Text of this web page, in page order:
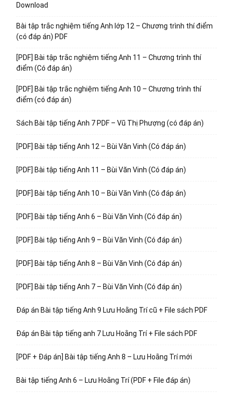
Download
Bài tập trắc nghiệm tiếng Anh lớp 12 – Chương trình thí điểm
(có đáp án) PDF
[PDF] Bài tập trắc nghiệm tiếng Anh 11 – Chương trình thí
điểm (Có đáp án)
[PDF] Bài tập trắc nghiệm tiếng Anh 10 – Chương trình thí
điểm (có đáp án)
Sách Bài tập tiếng Anh 7 PDF – Vũ Thị Phượng (có đáp án)
[PDF] Bài tập tiếng Anh 12 – Bùi Văn Vinh (Có đáp án)
[PDF] Bài tập tiếng Anh 11 – Bùi Văn Vinh (Có đáp án)
[PDF] Bài tập tiếng Anh 10 – Bùi Văn Vinh (Có đáp án)
[PDF] Bài tập tiếng Anh 6 – Bùi Văn Vinh (Có đáp án)
[PDF] Bài tập tiếng Anh 9 – Bùi Văn Vinh (Có đáp án)
[PDF] Bài tập tiếng Anh 8 – Bùi Văn Vinh (Có đáp án)
[PDF] Bài tập tiếng Anh 7 – Bùi Văn Vinh (Có đáp án)
Đáp án Bài tập tiếng Anh 9 Lưu Hoằng Trí cũ + File sách PDF
Đáp án Bài tập tiếng anh 7 Lưu Hoằng Trí + File sách PDF
[PDF + Đáp án] Bài tập tiếng Anh 8 – Lưu Hoằng Trí mới
Bài tập tiếng Anh 6 – Lưu Hoằng Trí (PDF + File đáp án)